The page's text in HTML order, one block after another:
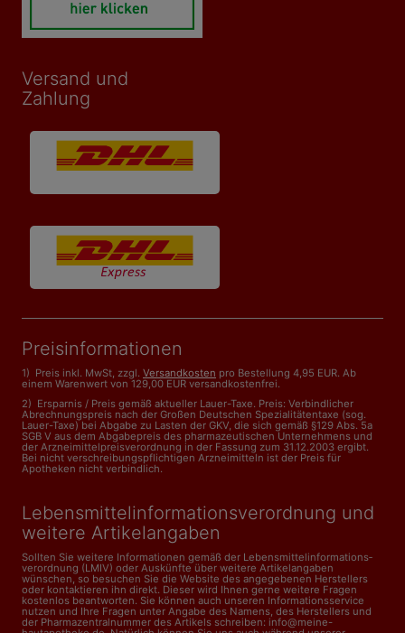
Versand und
Zahlung
Preisinformationen
1) Preis inkl. MwSt, zzgl. Versandkosten pro Bestellung 4,95 EUR. Ab
einem Warenwert von 129,00 EUR versandkostenfrei.
2) Ersparnis / Preis gemäß aktueller Lauer-Taxe. Preis: Verbindlicher
Abrechnungspreis nach der Großen Deutschen Spezialitätentaxe (sog.
Lauer-Taxe) bei Abgabe zu Lasten der GKV, die sich gemäß §129 Abs. 5a
SGB V aus dem Abgabepreis des pharmazeutischen Unternehmens und
der Arzneimittelpreisverordnung in der Fassung zum 31.12.2003 ergibt.
Bei nicht verschreibungspflichtigen Arzneimitteln ist der Preis für
Apotheken nicht verbindlich.
Lebensmittelinformations­verordnung und
weitere Artikelangaben
Sollten Sie weitere Informationen gemäß der Lebensmittel­informations­
verordnung (LMIV) oder Auskünfte über weitere Artikelangaben
wünschen, so besuchen Sie die Website des angegebenen Herstellers
oder kontaktieren ihn direkt. Dieser wird Ihnen gerne weitere Fragen
kostenlos beantworten. Sie können auch unseren Informationsservice
nutzen und Ihre Fragen unter Angabe des Namens, des Herstellers und
der Pharmazentralnummer des Artikels schreiben: info@meine-